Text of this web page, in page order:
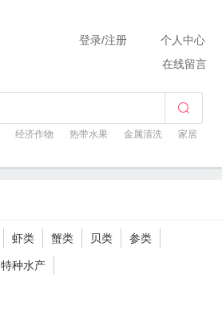
经济作物 热带水果 金属清洗
家居
登录/注册
个人中心
在线留言
虾类 蟹类 贝类 参类
特种水产